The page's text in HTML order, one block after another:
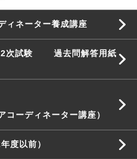
ィネーター養成講座
2次試験 過去問解答用紙
ネーター講座）
度以前）